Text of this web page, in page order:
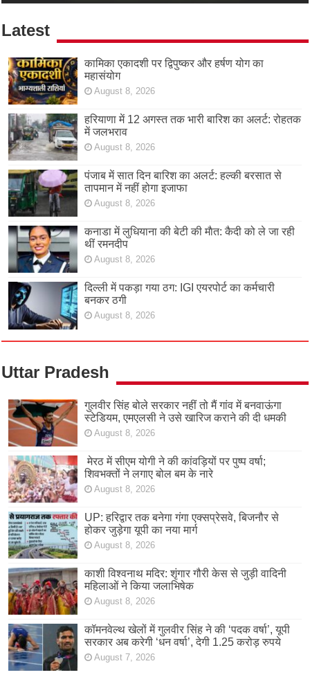
Latest
कामिका एकादशी पर द्विपुष्कर और हर्षण योग का
महासंयोग
August 8, 2026
हरियाणा में 12 अगस्त तक भारी बारिश का अलर्ट: रोहतक
में जलभराव
August 8, 2026
पंजाब में सात दिन बारिश का अलर्ट: हल्की बरसात से
तापमान में नहीं होगा इजाफा
August 8, 2026
कनाडा में लुधियाना की बेटी की माैत: कैदी को ले जा रही
थीं रमनदीप
August 8, 2026
दिल्ली में पकड़ा गया ठग: IGI एयरपोर्ट का कर्मचारी
बनकर ठगी
August 8, 2026
Uttar Pradesh
गुलवीर सिंह बोले सरकार नहीं तो मैं गांव में बनवाऊंगा
स्टेडियम, एमएलसी ने उसे खारिज कराने की दी धमकी
August 8, 2026
मेरठ में सीएम योगी ने की कांवड़ियों पर पुष्प वर्षा;
शिवभक्तों ने लगाए बोल बम के नारे
August 8, 2026
UP: हरिद्वार तक बनेगा गंगा एक्सप्रेसवे, बिजनौर से
होकर जुड़ेगा यूपी का नया मार्ग
August 8, 2026
काशी विश्वनाथ मदिर: शृंगार गौरी केस से जुड़ी वादिनी
महिलाओं ने किया जलाभिषेक
August 8, 2026
कॉमनवेल्थ खेलों में गुलवीर सिंह ने की ‘पदक वर्षा’, यूपी
सरकार अब करेगी ‘धन वर्षा’, देगी 1.25 करोड़ रुपये
August 7, 2026